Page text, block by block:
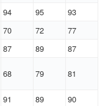
94 95
93
70 72
77
87 89
87
68 79 81
91 89
90